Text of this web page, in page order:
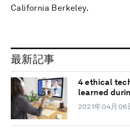
California Berkeley.
最新記事
4 ethical
learned
2021年04月06